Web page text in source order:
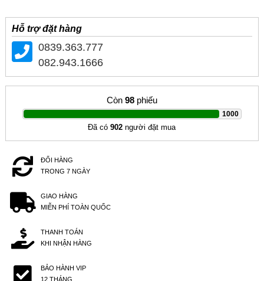
Hỗ trợ đặt hàng
0839.363.777
082.943.1666
Còn 98phiếu
1000
|
Đã có902 người đặt mua
ĐỔI HÀNG
TRONG 7 NGÀY
GIAO HÀNG
MIỄN PHÍ TOÀN QUỐC
THANH TOÁN
KHI NHẬN HÀNG
BẢO HÀNH VIP
12 THÁNG